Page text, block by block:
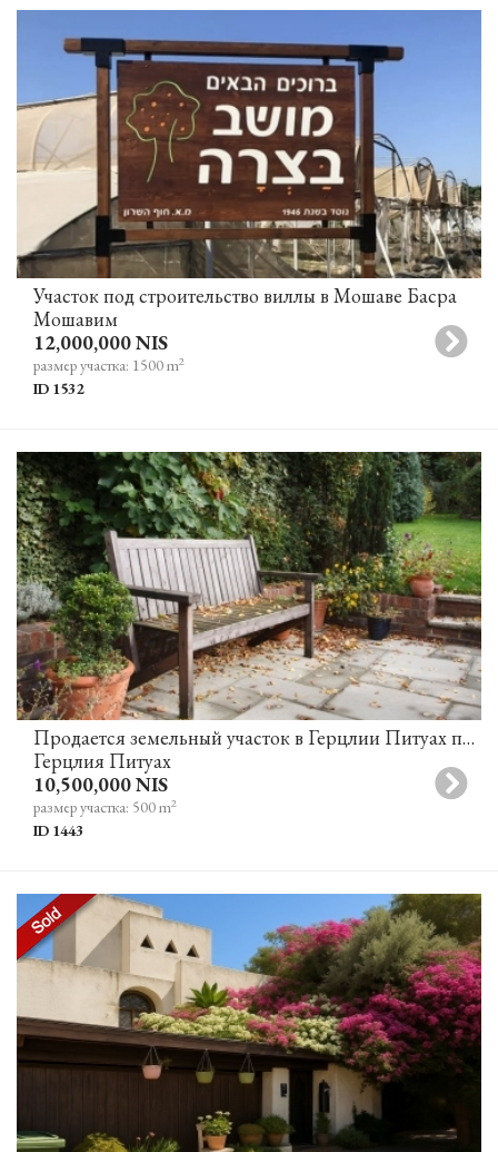
Участок под строительство виллы в Мошаве Басра
Мошавим
12,000,000 NIS
размер участка: 1500 m2
ID 1532
Продается земельный участок в Герцлии Питуах под строительство частного дома в отличном месте
Герцлия Питуах
10,500,000 NIS
размер участка: 500 m2
ID 1443